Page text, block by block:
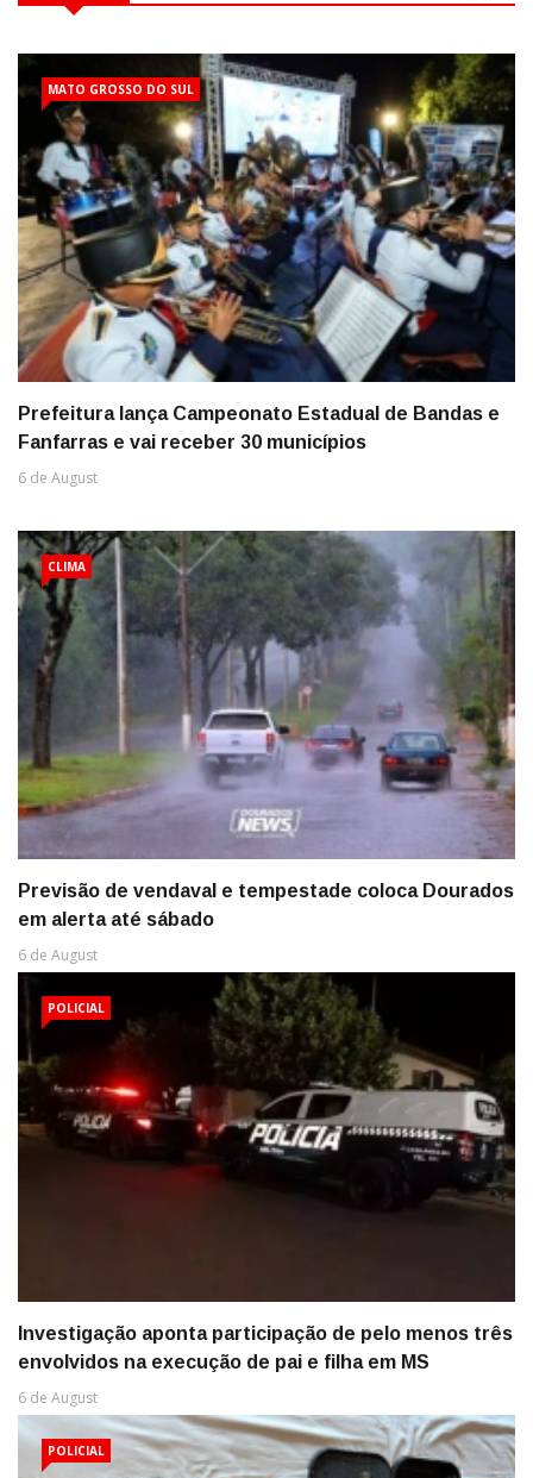
MATO GROSSO DO SUL
Prefeitura lança Campeonato Estadual de Bandas e
Fanfarras e vai receber 30 municípios
6 de August
CLIMA
Previsão de vendaval e tempestade coloca Dourados
em alerta até sábado
6 de August
POLICIAL
Investigação aponta participação de pelo menos três
envolvidos na execução de pai e filha em MS
6 de August
POLICIAL